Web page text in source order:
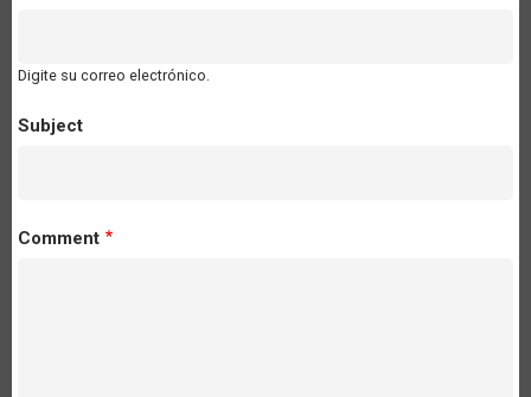
Digite su correo electrónico.
Subject
Comment